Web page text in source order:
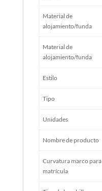
Material de
alojamiento/funda
Material de
alojamiento/funda
Estilo
Tipo
Unidades
Nombre de producto
Curvatura marco para
matrícula